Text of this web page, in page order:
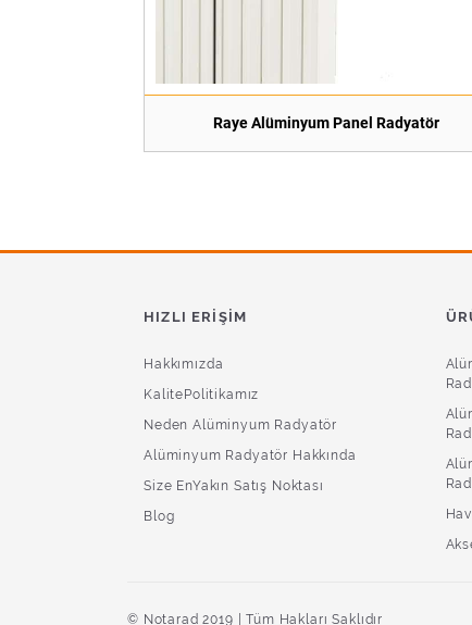
Raye Alüminyum Panel Radyatör
HIZLI ERIŞIM
Hakkımızda
KalitePolitikamız
Neden Alüminyum Radyatör
Alüminyum Radyatör Hakkında
Size EnYakın Satış Noktası
Blog
© Notarad 2019 | Tüm Hakları Saklıdır